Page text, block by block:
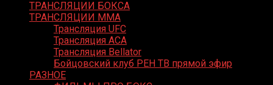
ТРАНСЛЯЦИИ БОКСА
ТРАНСЛЯЦИИ MMA
Трансляция UFC
Трансляция ACA
Трансляция Bellator
Бойцовский клуб РЕН ТВ прямой эфир
РАЗНОЕ